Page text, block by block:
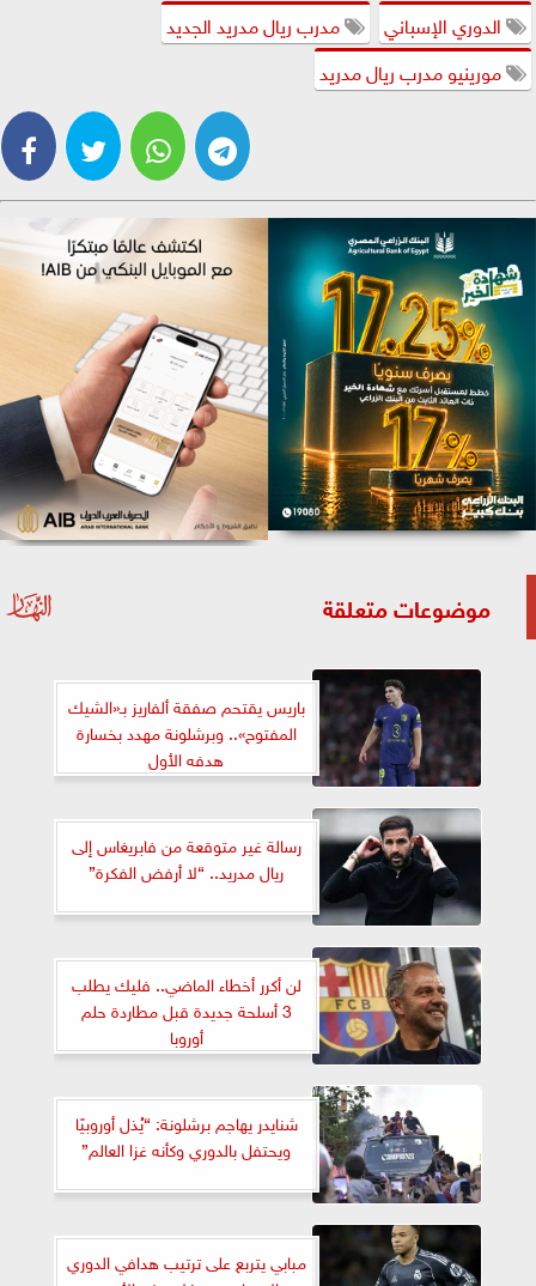
الدوري الإسباني
مدرب ريال مدريد الجديد
مورينيو مدرب ريال مدريد
موضوعات متعلقة
باريس يقتحم صفقة ألفاريز بـ«الشيك
المفتوح».. وبرشلونة مهدد بخسارة
هدفه الأول
رسالة غير متوقعة من فابريغاس إلى
ريال مدريد.. “لا أرفض الفكرة”
لن أكرر أخطاء الماضي.. فليك يطلب
3 أسلحة جديدة قبل مطاردة حلم
أوروبا
شنايدر يهاجم برشلونة: “يُذل أوروبيًا
ويحتفل بالدوري وكأنه غزا العالم”
مبابي يتربع على ترتيب هدافي الدوري